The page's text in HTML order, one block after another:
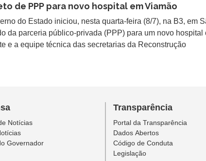
de PPP para novo hospital em Viamão
do Estado iniciou, nesta quarta-feira (8/7), na B3, em
da parceria público-privada (PPP) para um novo hospital
e a equipe técnica das secretarias da Reconstrução
Notícias
Governador
Transparência
Portal da Transparência
Dados Abertos
Código de Conduta
Legislação